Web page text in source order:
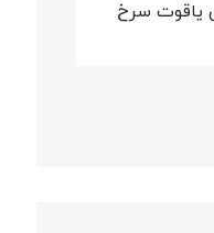
یاقوت سرخ